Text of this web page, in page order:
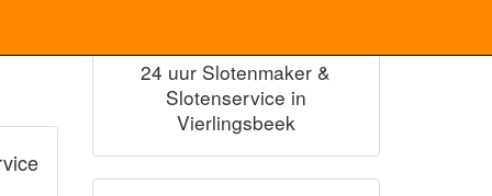
24 uur Slotenmaker &
Slotenservice in
Vierlingsbeek